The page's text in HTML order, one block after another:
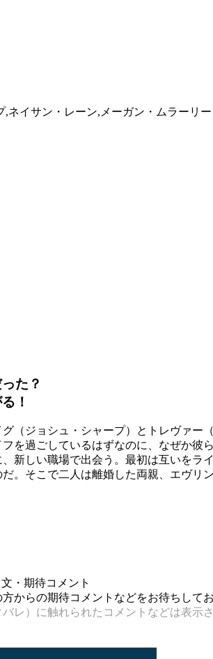
,ネイサン・レーン,メーガン・ムラーリー
た？
！
（ジョシュ・シャープ）とトレヴァ
を過ごしているはずなのに、なぜか彼
新しい職場で出会う。最初は互いをラ
。そこで二人は離婚した両親、エヴ
・期待コメント
からの期待コメントなどをお待ちして
レ）に触れられたコメントなどは表示